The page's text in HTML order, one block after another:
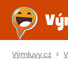
Výmluvy.cz >